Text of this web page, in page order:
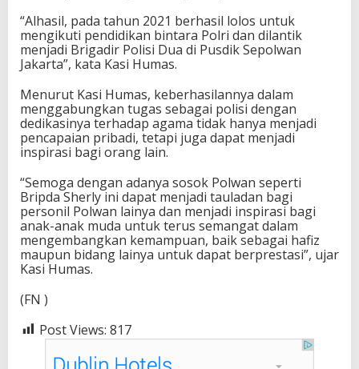
“Alhasil, pada tahun 2021 berhasil lolos untuk
mengikuti pendidikan bintara Polri dan dilantik
menjadi Brigadir Polisi Dua di Pusdik Sepolwan
Jakarta”, kata Kasi Humas.
Menurut Kasi Humas, keberhasilannya dalam
menggabungkan tugas sebagai polisi dengan
dedikasinya terhadap agama tidak hanya menjadi
pencapaian pribadi, tetapi juga dapat menjadi
inspirasi bagi orang lain.
“Semoga dengan adanya sosok Polwan seperti
Bripda Sherly ini dapat menjadi tauladan bagi
personil Polwan lainya dan menjadi inspirasi bagi
anak-anak muda untuk terus semangat dalam
mengembangkan kemampuan, baik sebagai hafiz
maupun bidang lainya untuk dapat berprestasi”, ujar
Kasi Humas.
(FN )
Post Views: 817